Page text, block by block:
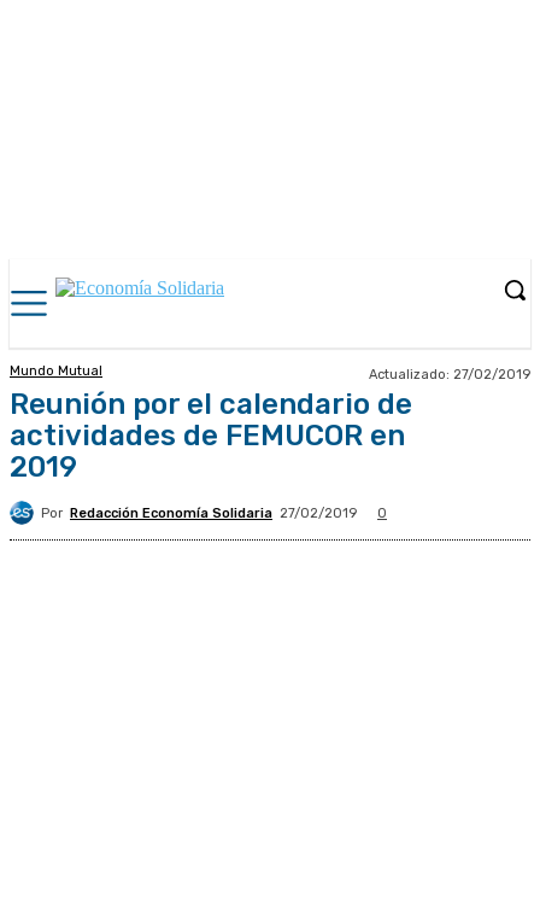
Mundo Mutual Actualizado: 27/02/2019
Reunión por el calendario de
actividades de FEMUCOR en
2019
Por Redacción Economía Solidaria 27/02/2019 0